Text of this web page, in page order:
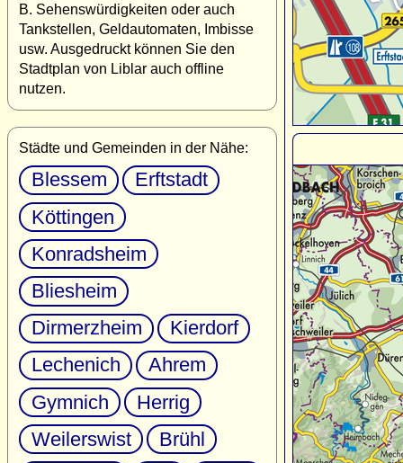
B. Sehenswürdigkeiten oder auch
Tankstellen, Geldautomaten, Imbisse
usw. Ausgedruckt können Sie den
Stadtplan von Liblar auch offline
nutzen.
Städte und Gemeinden in der Nähe:
Blessem
Erftstadt
Köttingen
Konradsheim
Bliesheim
Dirmerzheim
Kierdorf
Lechenich
Ahrem
Gymnich
Herrig
Weilerswist
Brühl